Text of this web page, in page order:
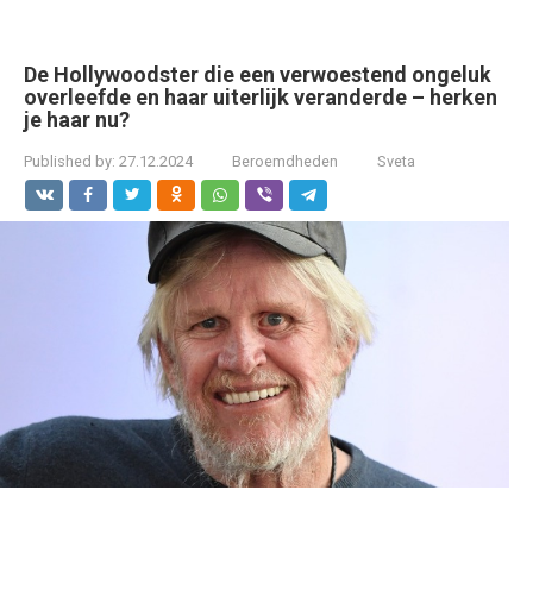
De Hollywoodster die een verwoestend ongeluk
overleefde en haar uiterlijk veranderde – herken
je haar nu?
Published by: 27.12.2024 Beroemdheden Sveta